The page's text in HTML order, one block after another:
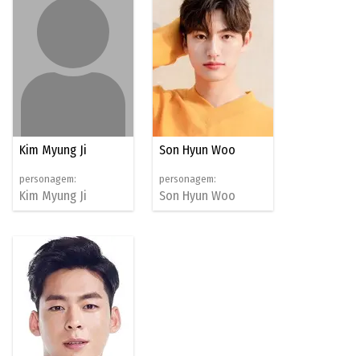
Kim Myung Ji
personagem:
Kim Myung Ji
Son Hyun Woo
personagem:
Son Hyun Woo